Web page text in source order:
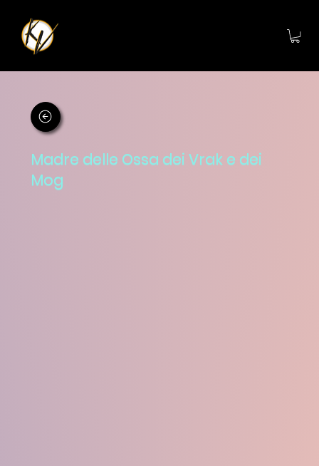
Madre delle Ossa dei Vrak e dei
Mog